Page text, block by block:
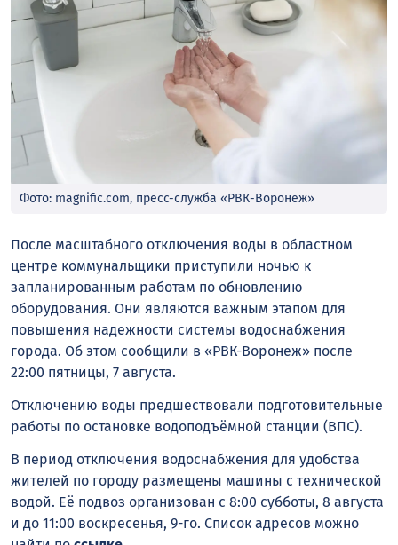
Фото: magnific.com, пресс-служба «РВК-Воронеж»
После масштабного отключения воды в областном
центре коммунальщики приступили ночью к
запланированным работам по обновлению
оборудования. Они являются важным этапом для
повышения надежности системы водоснабжения
города. Об этом сообщили в «РВК-Воронеж» после
22:00 пятницы, 7 августа.
Отключению воды предшествовали подготовительные
работы по остановке водоподъёмной станции (ВПС).
В период отключения водоснабжения для удобства
жителей по городу размещены машины с технической
водой. Её подвоз организован с 8:00 субботы, 8 августа
и до 11:00 воскресенья, 9-го. Список адресов можно